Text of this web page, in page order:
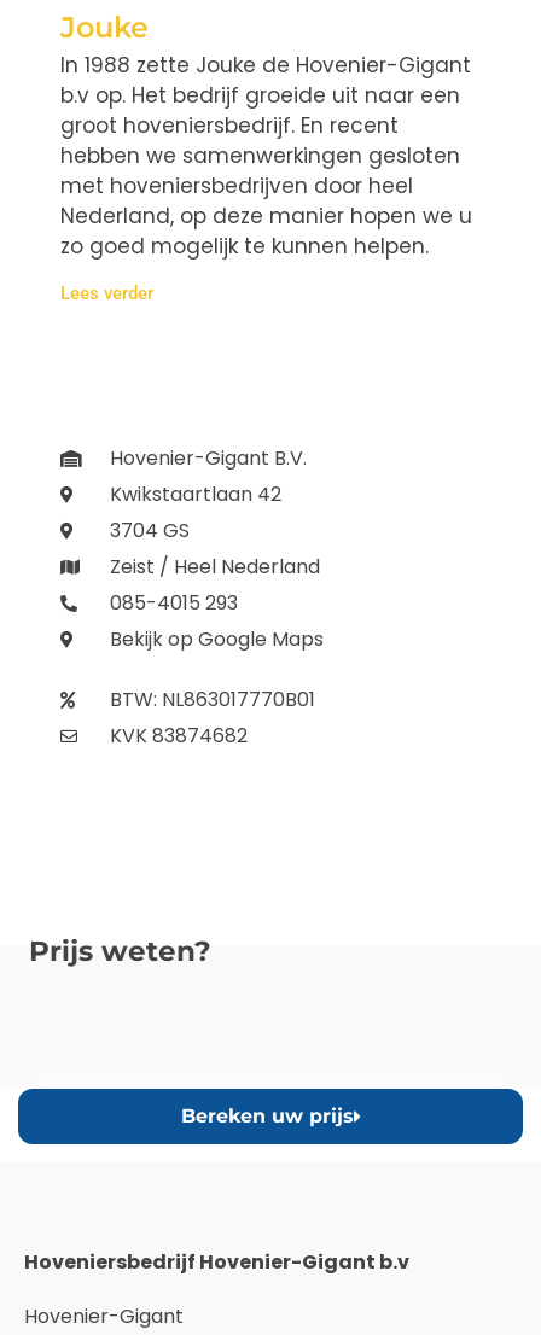
Jouke
In 1988 zette Jouke de Hovenier-Gigant
b.v op. Het bedrijf groeide uit naar een
groot hoveniersbedrijf. En recent
hebben we samenwerkingen gesloten
met hoveniersbedrijven door heel
Nederland, op deze manier hopen we u
zo goed mogelijk te kunnen helpen.
Lees verder
Hovenier-Gigant B.V.
Kwikstaartlaan 42
3704 GS
Zeist / Heel Nederland
085-4015 293
Bekijk op Google Maps
BTW: NL863017770B01
KVK 83874682
Prijs weten?
Bereken uw prijs
Hoveniersbedrijf Hovenier-Gigant b.v
Hovenier-Gigant